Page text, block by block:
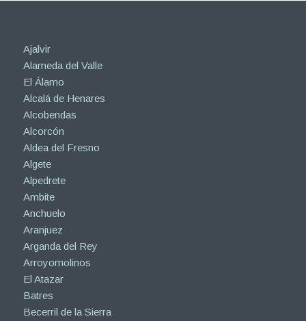
Ajalvir
Alameda del Valle
El Álamo
Alcalá de Henares
Alcobendas
Alcorcón
Aldea del Fresno
Algete
Alpedrete
Ambite
Anchuelo
Aranjuez
Arganda del Rey
Arroyomolinos
El Atazar
Batres
Becerril de la Sierra